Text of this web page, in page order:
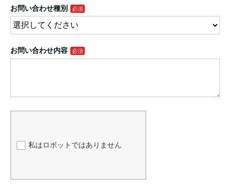
お問い合わせ種別
お問い合わせ内容
私はロボットではありません